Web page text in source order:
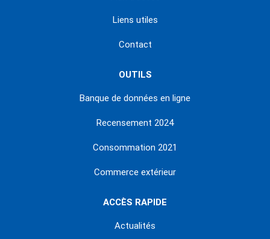
Liens utiles
Contact
OUTILS
Banque de données en ligne
Recensement 2024
Consommation 2021
Commerce extérieur
ACCÈS RAPIDE
Actualités